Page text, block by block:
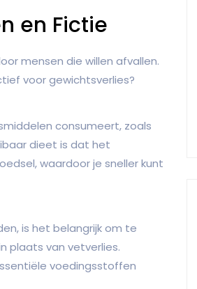
en Fictie
mensen die willen afvallen.
voor gewichtsverlies?
consumeert, zoals
dieet is dat het
waardoor je sneller kunt
is het belangrijk om te
plaats van vetverlies.
voedingsstoffen